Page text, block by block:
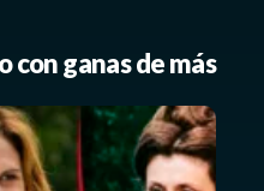
con ganas de más